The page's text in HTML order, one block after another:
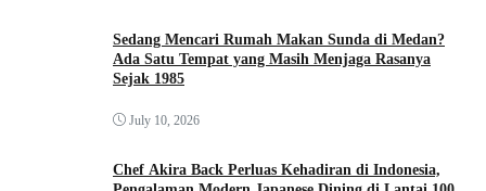
Sedang Mencari Rumah Makan Sunda di Medan?
Ada Satu Tempat yang Masih Menjaga Rasanya
Sejak 1985
July 10, 2026
Chef Akira Back Perluas Kehadiran di Indonesia,